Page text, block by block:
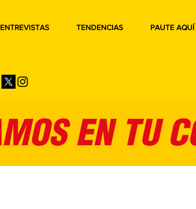
ENTREVISTAS TENDENCIAS PAUTE AQUÍ